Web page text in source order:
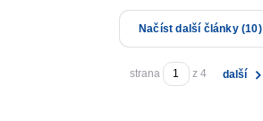
Načíst další články (10)
strana z 4 další